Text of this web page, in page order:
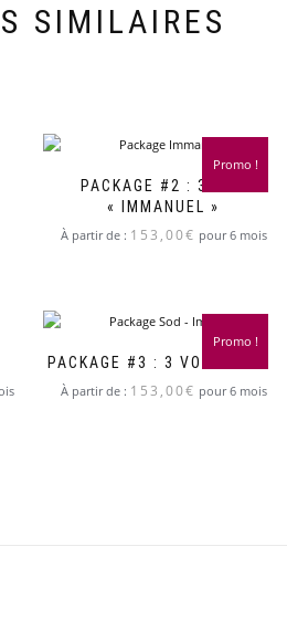
SIMILAIRES
PACKAGE #2 : 3 VOD
« IMMANUEL »
Promo !
À partir de : 153,00€ pour 6 mois
PACKAGE #3 : 3 VOD « SOD »
Promo !
À partir de : 153,00€ pour 6 mois